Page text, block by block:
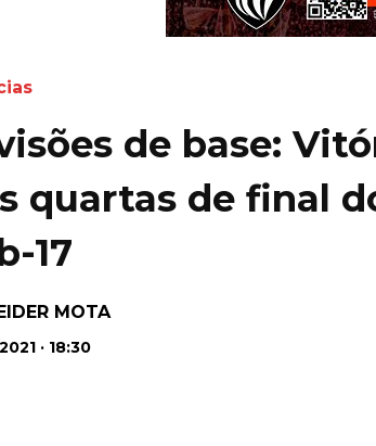
de base:
quartas de final
17
MOTA
· 18:30